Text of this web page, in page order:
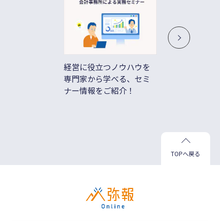
経営に役立つノウハウを
専門家から学べる、セミ
ナー情報をご紹介！
TOPへ戻る